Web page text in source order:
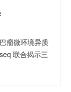
瘤微环境异质
联合揭示三